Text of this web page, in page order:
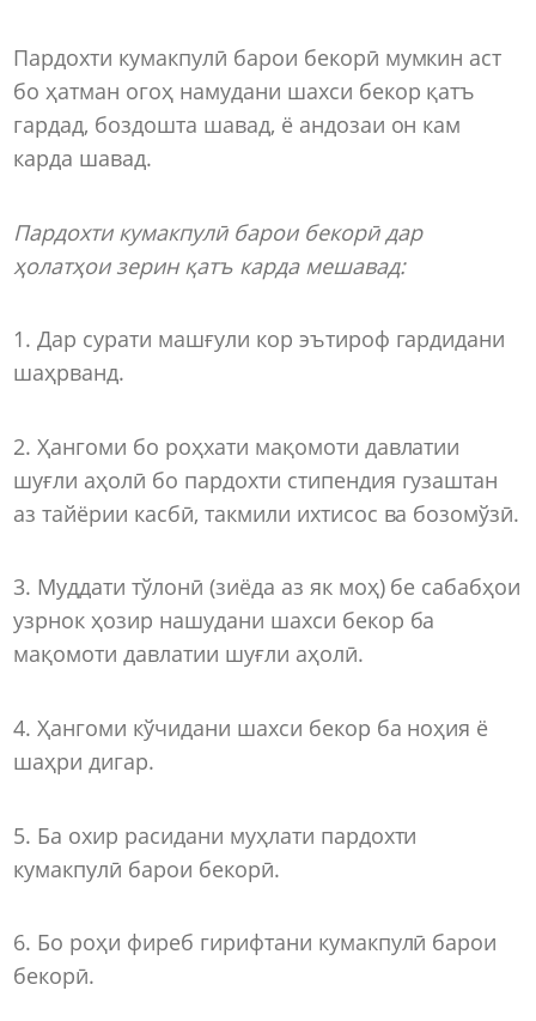
Пардохти кумакпулӣ барои бекорӣ мумкин аст
бо ҳатман огоҳ намудани шахси бекор қатъ
гардад, боздошта шавад, ё андозаи он кам
карда шавад.
Пардохти кумакпулӣ барои бекорӣ дар
ҳолатҳои зерин қатъ карда мешавад:
1. Дар сурати машғули кор эътироф гардидани
шаҳрванд.
2. Ҳангоми бо роҳхати мақомоти давлатии
шуғли аҳолӣ бо пардохти стипендия гузаштан
аз тайёрии касбӣ, такмили ихтисос ва бозомўзӣ.
3. Муддати тўлонӣ (зиёда аз як моҳ) бе сабабҳои
узрнок ҳозир нашудани шахси бекор ба
мақомоти давлатии шуғли аҳолӣ.
4. Ҳангоми кўчидани шахси бекор ба ноҳия ё
шаҳри дигар.
5. Ба охир расидани муҳлати пардохти
кумакпулӣ барои бекорӣ.
6. Бо роҳи фиреб гирифтани кумакпулӣ барои
бекорӣ.